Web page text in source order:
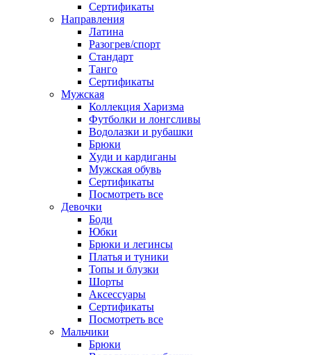
Сертификаты
Направления
Латина
Разогрев/спорт
Стандарт
Танго
Сертификаты
Мужская
Коллекция Харизма
Футболки и лонгсливы
Водолазки и рубашки
Брюки
Худи и кардиганы
Мужская обувь
Сертификаты
Посмотреть все
Девочки
Боди
Юбки
Брюки и легинсы
Платья и туники
Топы и блузки
Шорты
Аксессуары
Сертификаты
Посмотреть все
Мальчики
Брюки